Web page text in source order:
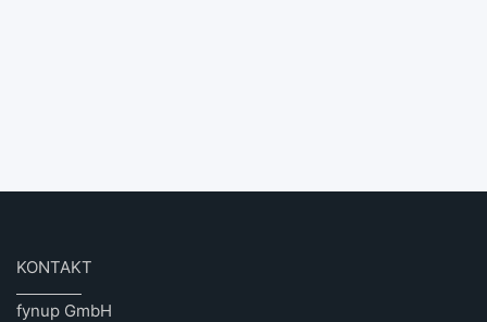
KONTAKT
fynup GmbH